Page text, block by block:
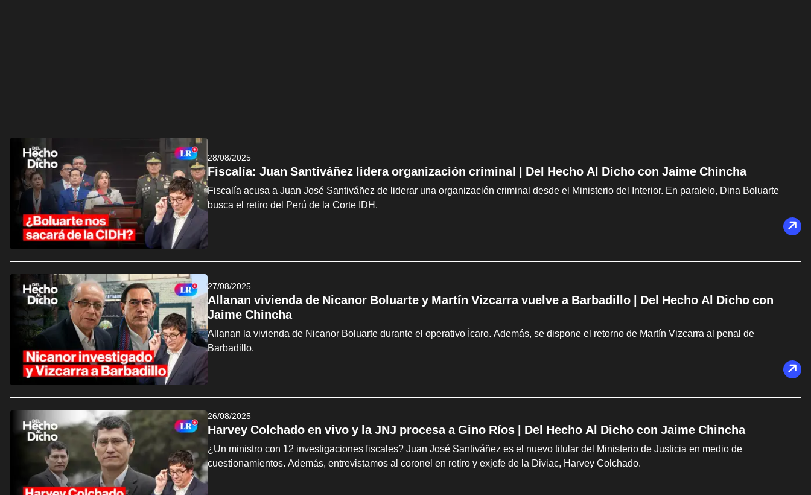
28/08/2025
Fiscalía: Juan Santiváñez lidera organización criminal | Del Hecho Al Dicho con Jaime Chincha
Fiscalía acusa a Juan José Santiváñez de liderar una organización criminal desde el Ministerio del Interior. En paralelo, Dina Boluarte
busca el retiro del Perú de la Corte IDH.
27/08/2025
Allanan vivienda de Nicanor Boluarte y Martín Vizcarra vuelve a Barbadillo | Del Hecho Al Dicho con
Jaime Chincha
Allanan la vivienda de Nicanor Boluarte durante el operativo Ícaro. Además, se dispone el retorno de Martín Vizcarra al penal de
Barbadillo.
26/08/2025
Harvey Colchado en vivo y la JNJ procesa a Gino Ríos | Del Hecho Al Dicho con Jaime Chincha
¿Un ministro con 12 investigaciones fiscales? Juan José Santiváñez es el nuevo titular del Ministerio de Justicia en medio de
cuestionamientos. Además, entrevistamos al coronel en retiro y exjefe de la Diviac, Harvey Colchado.